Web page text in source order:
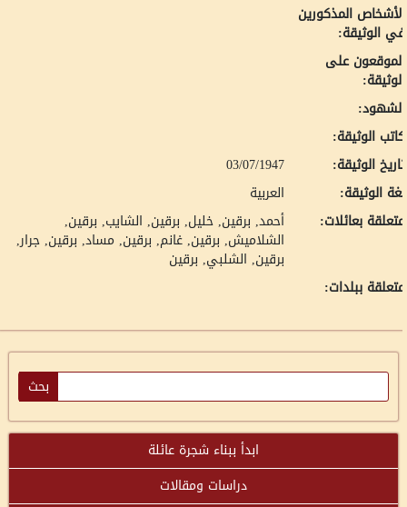
المذكورين
الوثيقة:
على
الوثيقة:
الوثيقة:
03/07/1947
الوثيقة:
العربية
بعائلات:
أحمد, برقين خليل, برقين الشايب, برقين
الشلاميش, برقين غانم, برقين مساد, برقين جرار,
برقين الشلبي, برقين
ببلدات:
ابدأ ببناء شجرة عائلة
دراسات ومقالات